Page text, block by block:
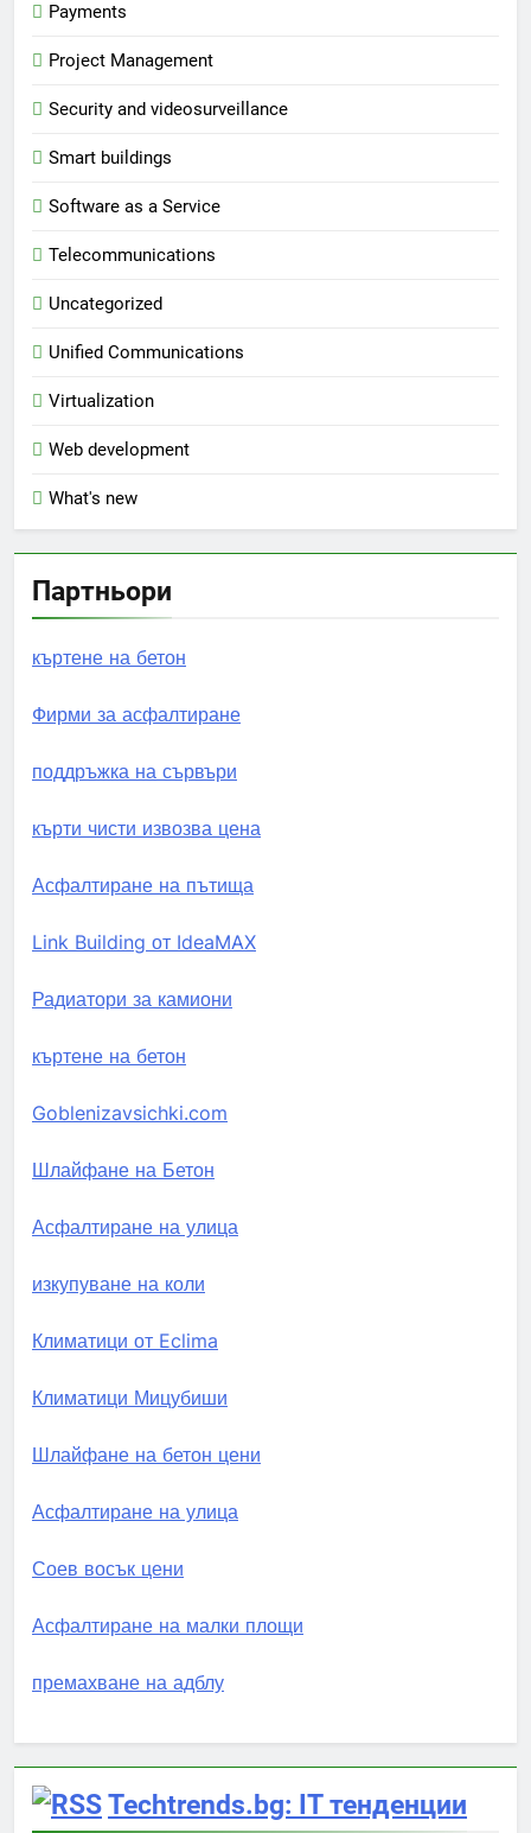
Payments
Project Management
Security and videosurveillance
Smart buildings
Software as a Service
Telecommunications
Uncategorized
Unified Communications
Virtualization
Web development
What's new
Партньори
къртене на бетон
Фирми за асфалтиране
поддръжка на сървъри
кърти чисти извозва цена
Асфалтиране на пътища
Link Building от IdeaMAX
Радиатори за камиони
къртене на бетон
Goblenizavsichki.com
Шлайфане на Бетон
Асфалтиране на улица
изкупуване на коли
Климатици от Eclima
Климатици Мицубиши
Шлайфане на бетон цени
Асфалтиране на улица
Соев восък цени
Асфалтиране на малки площи
премахване на адблу
Techtrends.bg: IT тенденции